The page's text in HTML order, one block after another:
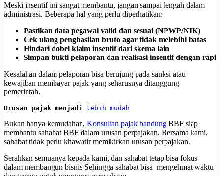
Meski insentif ini sangat membantu, jangan sampai lengah dalam
administrasi. Beberapa hal yang perlu diperhatikan:
Pastikan data pegawai valid dan sesuai (NPWP/NIK)
Cek ulang penghasilan bruto agar tidak melebihi batas
Hindari dobel klaim insentif dari skema lain
Simpan bukti pelaporan dan realisasi insentif dengan rapi
Kesalahan dalam pelaporan bisa berujung pada sanksi atau
kewajiban membayar pajak yang seharusnya ditanggung
pemerintah.
Urusan pajak menjadi lebih mudah
Bukan hanya kemudahan, Konsultan pajak bandung BBF siap
membantu sahabat BBF dalam urusan perpajakan. Bersama kami,
sahabat tidak perlu khawatir memikirkan urusan perpajakan.
Serahkan semuanya kepada kami, dan sahabat tetap bisa fokus
dalam membangun bisnis Sehingga sahabat bisa mengehmat waktu